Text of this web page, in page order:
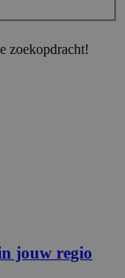
zoekopdracht!
jouw regio